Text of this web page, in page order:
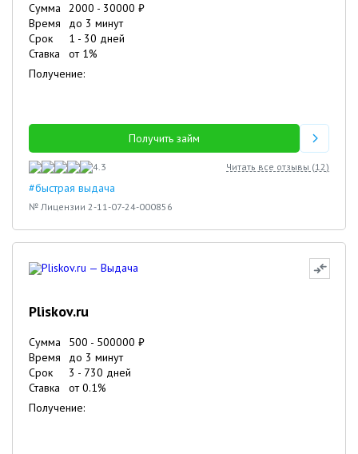
Сумма 2000 - 30000 ₽
Время
до 3 минут
Срок
1 - 30 дней
Ставка
от 1%
Получение:
Получить займ
4.3 Читать все отзывы (12)
#быстрая выдача
№ Лицензии 2-11-07-24-000856
Pliskov.ru
Сумма 500 - 500000 ₽
Время
до 3 минут
Срок
3 - 730 дней
Ставка
от0.1%
Получение: